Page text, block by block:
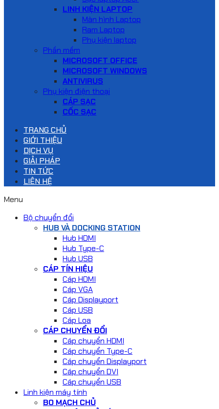
LINH KIỆN LAPTOP
Màn hình Laptop
Ram Laptop
Phụ kiện laptop
Phần mềm
MICROSOFT OFFICE
MICROSOFT WINDOWS
ANTIVIRUS
Phụ kiện điện thoại
CÁP SẠC
CỐC SẠC
TRANG CHỦ
GIỚI THIỆU
DỊCH VỤ
GIẢI PHÁP
TIN TỨC
LIÊN HỆ
Menu
Bộ chuyển đổi
HUB VÀ DOCKING STATION
Hub HDMI
Hub Type-C
Hub USB
CÁP TÍN HIỆU
Cáp HDMI
Cáp VGA
Cáp Displayport
Cáp USB
Cáp Loa
CÁP CHUYỂN ĐỔI
Cáp chuyển HDMI
Cáp chuyển Type-C
Cáp chuyển Displayport
Cáp chuyển DVI
Cáp chuyển USB
Linh kiện máy tính
BO MẠCH CHỦ